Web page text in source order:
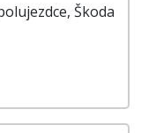
Škoda